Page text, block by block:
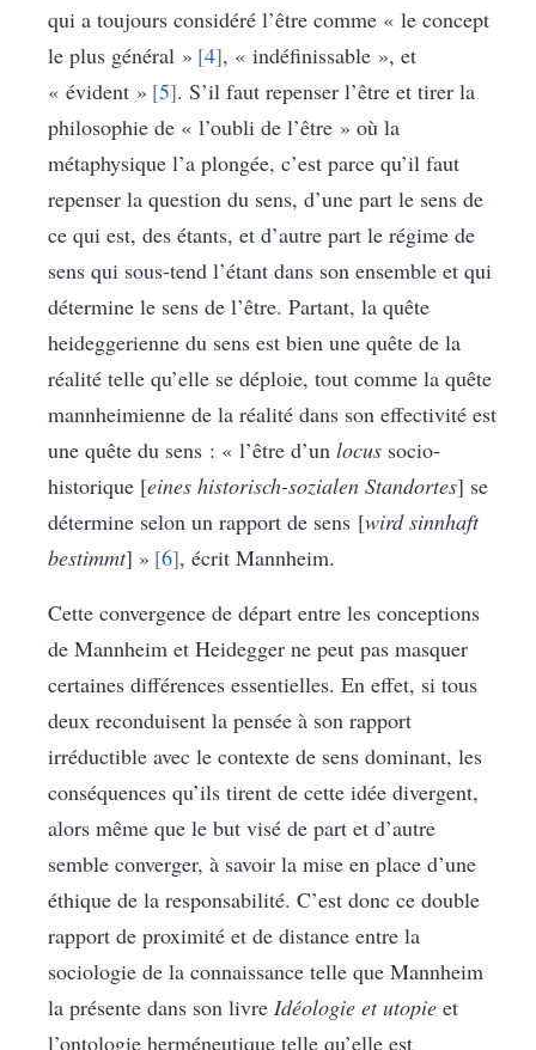
qui a toujours considéré l’être comme « le concept
le plus général » 4 , « indéfinissable », et
« évident » 5 . S’il faut repenser l’être et tirer la
philosophie de « l’oubli de l’être » où la
métaphysique l’a plongée, c’est parce qu’il faut
repenser la question du sens, d’une part le sens de
ce qui est, des étants, et d’autre part le régime de
sens qui sous-tend l’étant dans son ensemble et qui
détermine le sens de l’être. Partant, la quête
heideggerienne du sens est bien une quête de la
réalité telle qu’elle se déploie, tout comme la quête
mannheimienne de la réalité dans son effectivité est
une quête du sens : « l’être d’un locus socio-
historique [eines historisch-sozialen Standortes] se
détermine selon un rapport de sens [wird sinnhaft
bestimmt] » 6 , écrit Mannheim.
Cette convergence de départ entre les conceptions
de Mannheim et Heidegger ne peut pas masquer
certaines différences essentielles. En effet, si tous
deux reconduisent la pensée à son rapport
irréductible avec le contexte de sens dominant, les
conséquences qu’ils tirent de cette idée divergent,
alors même que le but visé de part et d’autre
semble converger, à savoir la mise en place d’une
éthique de la responsabilité. C’est donc ce double
rapport de proximité et de distance entre la
sociologie de la connaissance telle que Mannheim
la présente dans son livre Idéologie et utopie et
l’ontologie herméneutique telle qu’elle est